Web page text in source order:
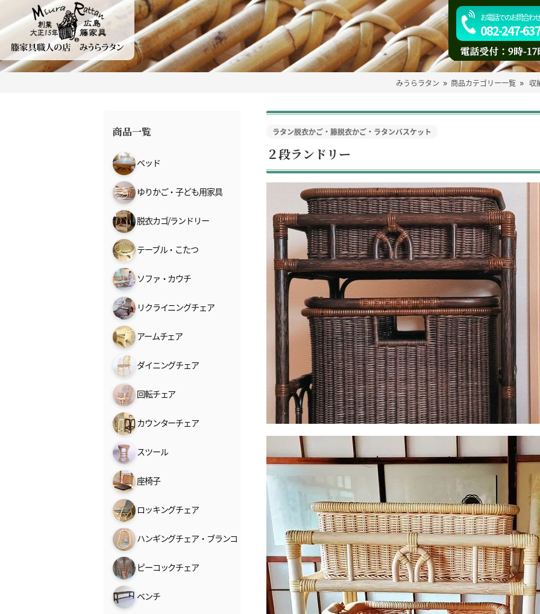
お電話でのお問合わせ
082-247-
みうらラタン » 商品カテゴリー一覧 » 収
商品一覧
ベッド
ゆりかご・子ども用家具
脱衣カゴ/ランドリー
テーブル・こたつ
ソファ・カウチ
リクライニングチェア
アームチェア
ダイニングチェア
回転チェア
カウンターチェア
スツール
座椅子
ロッキングチェア
ハンギングチェア・ブランコ
ピーコックチェア
ベンチ
ラタン脱衣かご・籐脱衣かご・ラタンバスケット
２段ランドリー